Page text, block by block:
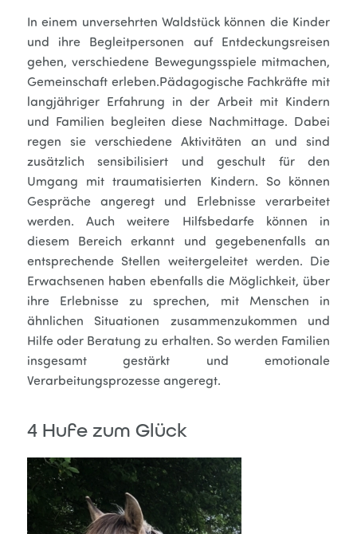
In einem unversehrten Waldstück können die Kinder
und ihre Begleitpersonen auf Entdeckungsreisen
gehen, verschiedene Bewegungsspiele mitmachen,
Gemeinschaft erleben.Pädagogische Fachkräfte mit
langjähriger Erfahrung in der Arbeit mit Kindern
und Familien begleiten diese Nachmittage. Dabei
regen sie verschiedene Aktivitäten an und sind
zusätzlich sensibilisiert und geschult für den
Umgang mit traumatisierten Kindern. So können
Gespräche angeregt und Erlebnisse verarbeitet
werden. Auch weitere Hilfsbedarfe können in
diesem Bereich erkannt und gegebenenfalls an
entsprechende Stellen weitergeleitet werden. Die
Erwachsenen haben ebenfalls die Möglichkeit, über
ihre Erlebnisse zu sprechen, mit Menschen in
ähnlichen Situationen zusammenzukommen und
Hilfe oder Beratung zu erhalten. So werden Familien
insgesamt gestärkt und emotionale
Verarbeitungsprozesse angeregt.
4 Hufe zum Glück